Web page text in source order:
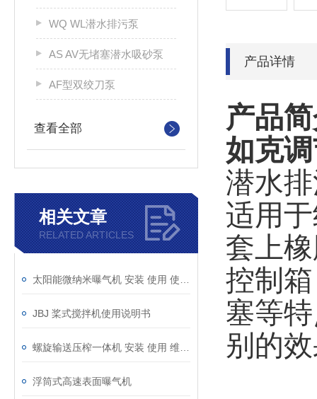
WQ WL潜水排污泵
AS AV无堵塞潜水吸砂泵
AF型双绞刀泵
查看全部
相关文章
RELATED ARTICLES
JBJ 桨式搅拌机使用说明书
浮筒式高速表面曝气机
产品详情
产品
如克
潜水
适用
套上
控制
塞等
别的